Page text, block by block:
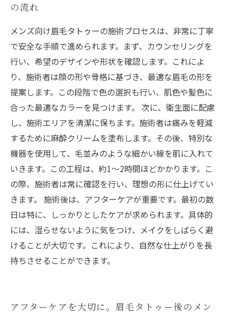
の流れ
メンズ向け眉毛タトゥーの施術プロセスは、非常に丁寧
で安全な手順で進められます。まず、カウンセリングを
行い、希望のデザインや形状を確認します。これによ
り、施術者は顔の形や骨格に基づき、最適な眉毛の形を
提案します。この段階で色の選択も行い、肌色や髪色に
合った最適なカラーを見つけます。 次に、衛生面に配慮
し、施術エリアを清潔に保ちます。施術者は痛みを軽減
するために麻酔クリームを塗布します。その後、特別な
機器を使用して、毛並みのような細かい線を肌に入れて
いきます。この工程は、約1～2時間ほどかかります。こ
の際、施術者は常に確認を行い、理想の形に仕上げてい
きます。 施術後は、アフターケアが重要です。最初の数
日は特に、しっかりとしたケアが求められます。具体的
には、湿らせないように気をつけ、メイクをしばらく避
けることが大切です。これにより、自然な仕上がりを長
持ちさせることができます。
アフターケアを大切に。眉毛タトゥー後のメン